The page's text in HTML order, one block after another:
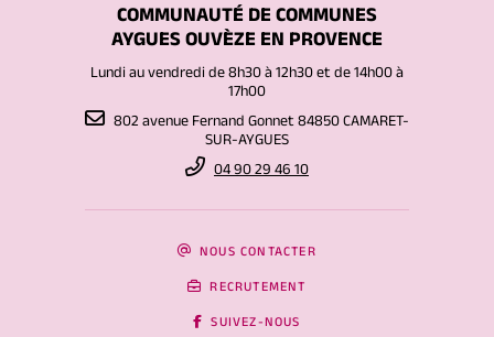
COMMUNAUTÉ DE COMMUNES
AYGUES OUVÈZE EN PROVENCE
Lundi au vendredi de 8h30 à 12h30 et de 14h00 à
17h00
802 avenue Fernand Gonnet 84850 CAMARET-
SUR-AYGUES
04 90 29 46 10
NOUS CONTACTER
RECRUTEMENT
SUIVEZ-NOUS